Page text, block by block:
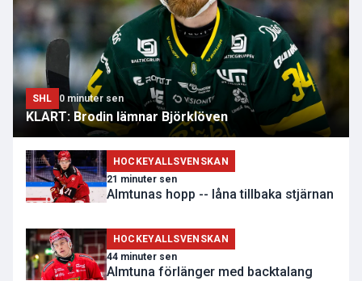
SHL 0 minuter sen
KLART: Brodin lämnar Björklöven
HOCKEYALLSVENSKAN
21 minuter sen
Almtunas hopp -- låna tillbaka stjärnan
HOCKEYALLSVENSKAN
44 minuter sen
Almtuna förlänger med backtalang